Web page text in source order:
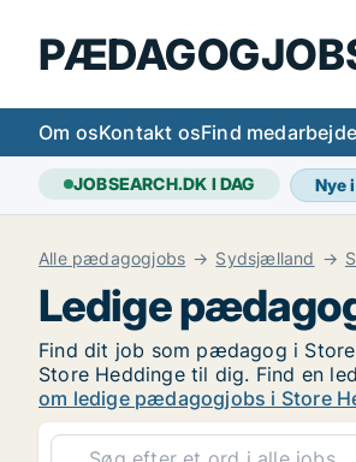
Om osKontakt osFind
JOBSEARCH.DK I DAG Nye
Alle pædagogjobs Sydsjælland
Ledige
Find dit job som pædagog i
Store Heddinge til dig. Find en
om ledige pædagogjobs i Store